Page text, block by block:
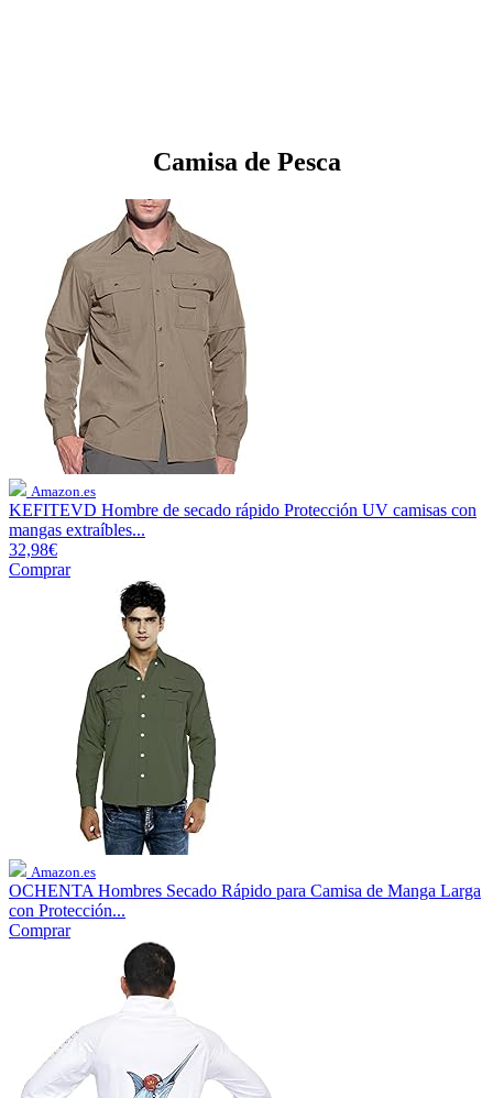
Camisa de Pesca
Amazon.es
KEFITEVD Hombre de secado rápido Protección UV camisas con
mangas extraíbles...
32,98€
Comprar
Amazon.es
OCHENTA Hombres Secado Rápido para Camisa de Manga Larga
con Protección...
Comprar